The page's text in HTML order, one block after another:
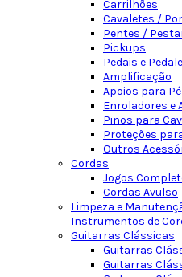
Carrilhões
Cavaletes /
Pentes /
Pickups
Pedais e
Amplificação
Apoios para Pé
Enroladores e
Pinos para
Proteções
Outros
Cordas
Jogos
Cordas Avulso
Limpeza e
Instrumentos de
Guitarras Clássicas
Guitarras
Guitarras